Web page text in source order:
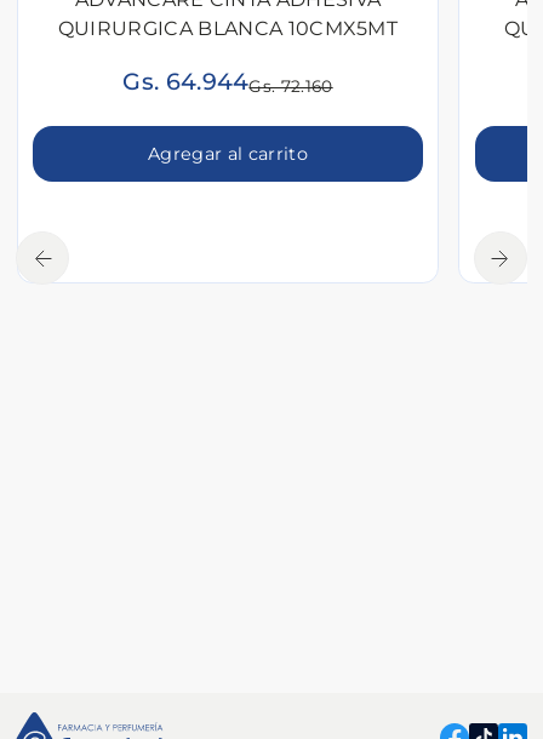
QUIRURGICA BLANCA 10CMX5MT
Gs. 64.944Gs. 72.160
Agregar al carrito